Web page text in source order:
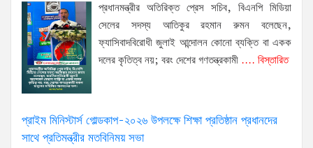
প্রধানমন্ত্রীর অতিরিক্ত প্রেস সচিব, বিএনপি মিডিয়া
সেলের সদস্য আতিকুর রহমান রুমন বলেছেন,
ফ্যাসিবাদবিরোধী জুলাই আন্দোলন কোনো ব্যক্তি বা একক
দলের কৃতিত্ব নয়; বরং দেশের গণতন্ত্রকামী .... বিস্তারিত
প্রাইম মিনিস্টার্স গোল্ডকাপ-২০২৬ উপলক্ষে শিক্ষা প্রতিষ্ঠান প্রধানদের
সাথে প্রতিমন্ত্রীর মতবিনিময় সভা